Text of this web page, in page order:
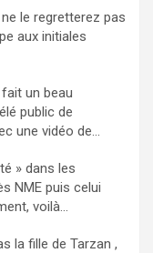
le regretterez pas
aux initiales
un beau
public de
une vidéo de...
» dans les
NME puis celui
voilà...
la fille de Tarzan ,